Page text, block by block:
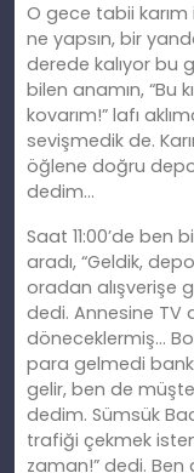
O gece tabii
ne yapsın, bir
derede kalıyor bu
bilen anamın, “Bu
kovarım!” lafı
sevişmedik de.
öğlene doğru
dedim…
Saat 11:00’de ben
aradı, “Geldik,
oradan alışverişe
dedi. Annesine TV
döneceklermiş…
para gelmedi
gelir, ben de
dedim. Sümsük
trafiği çekmek
zaman!” dedi. Ben